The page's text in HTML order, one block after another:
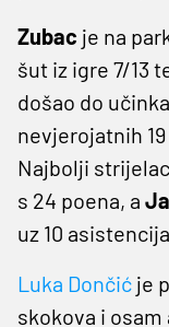
Zubac je na
šut iz igre 7/13
došao do
nevjerojatnih
Najbolji
s 24 poena, a
uz 10
Luka Dončić je
skokova i